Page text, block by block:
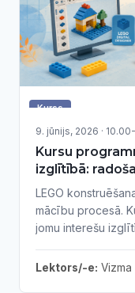
Kurss
9. jūnijs, 2026 ·
Kursu
izglītībā:
konstruēšanu”
LEGO
mācību procesā.
jomu interešu
Lektors/-e: Vizma